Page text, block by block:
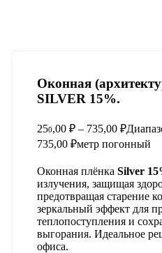
Оконная
SILVER 15%.
250,00 ₽ – 735,00 ₽
735,00 ₽метр погонный
Оконная плёнка Silver
излучения, защищая
предотвращая старение
зеркальный эффект для
теплопоступления и
выгорания. Идеальное
офиса.